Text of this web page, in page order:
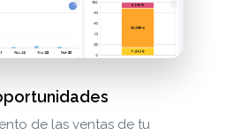
de las ventas de tu